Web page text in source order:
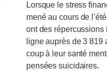
Lorsque le stress
mené au cours de
ont des répercussions
ligne auprès de 3
coup à leur santé
pensées suicidaires.